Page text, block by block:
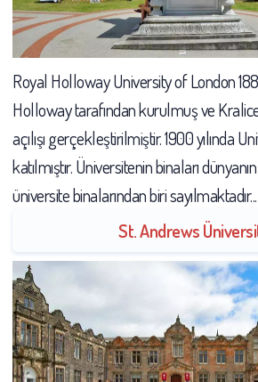
Royal Holloway University of London
Holloway tarafından kurulmuş ve
açılışı gerçekleştirilmiştir. 1900 yılında
katılmıştır. Üniversitenin binaları
üniversite binalarından biri sayılmaktadır...
St. Andrews